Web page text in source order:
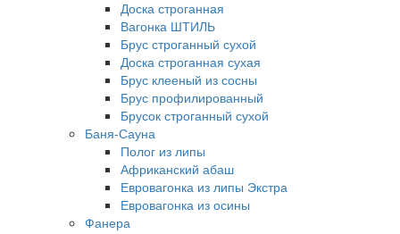
Доска строганная
Вагонка ШТИЛЬ
Брус строганный сухой
Доска строганная сухая
Брус клееный из сосны
Брус профилированный
Брусок строганный сухой
Баня-Сауна
Полог из липы
Африканский абаш
Евровагонка из липы Экстра
Евровагонка из осины
Фанера